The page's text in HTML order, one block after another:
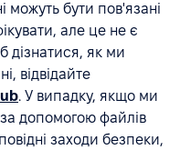
можуть бути пов'язані
але це не є
як ми
відвідайте
. У випадку, якщо ми
допомогою файлів
заходи безпеки,